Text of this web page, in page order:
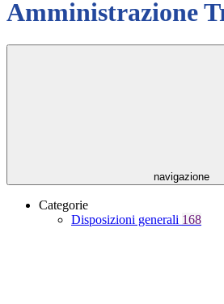
Amministrazione
navigazione
Categorie
Disposizioni generali 168